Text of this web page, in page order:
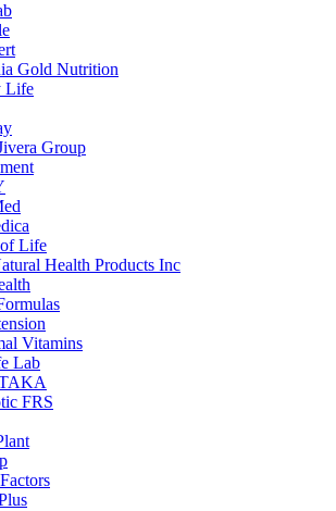
Gold Nutrition
Life
Group
Life
Health Products Inc
Vitamins
Lab
FRS